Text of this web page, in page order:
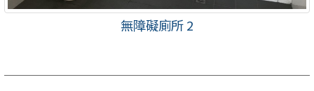
無障礙廁所 2